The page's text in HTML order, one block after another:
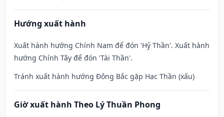
Hướng xuất hành
Xuất hành hướng Chính Nam để đón 'Hỷ Thần'. Xuất hành
hướng Chính Tây để đón 'Tài Thần'.
Tránh xuất hành hướng Đông Bắc gặp Hạc Thần (xấu)
Giờ xuất hành Theo Lý Thuần Phong